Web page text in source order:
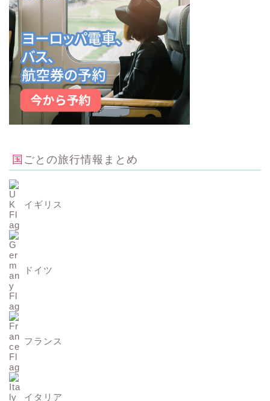
国ごとの旅行情報まとめ
イギリス
ドイツ
フランス
イタリア